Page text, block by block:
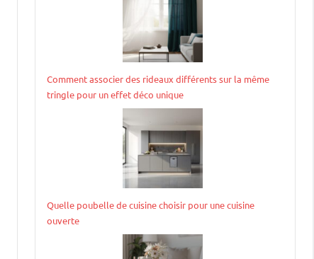
Comment associer des rideaux différents sur la même
tringle pour un effet déco unique
Quelle poubelle de cuisine choisir pour une cuisine
ouverte